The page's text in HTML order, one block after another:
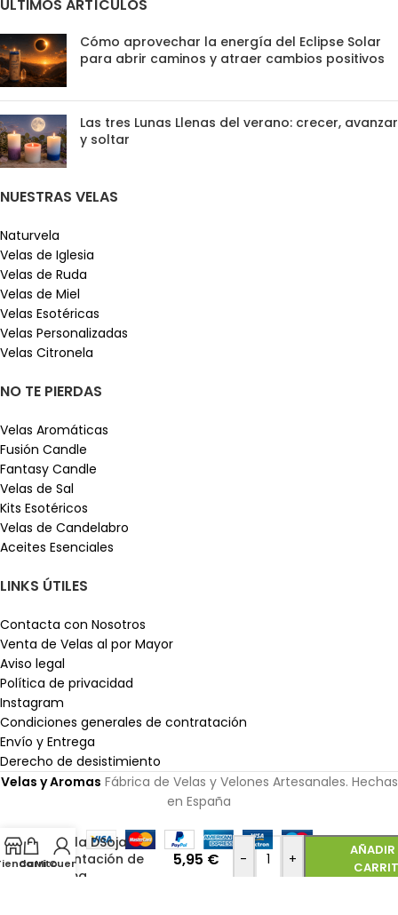
ÚLTIMOS ARTÍCULOS
Cómo aprovechar la energía del Eclipse Solar
para abrir caminos y atraer cambios positivos
Las tres Lunas Llenas del verano: crecer, avanzar
y soltar
NUESTRAS VELAS
Naturvela
Velas de Iglesia
Velas de Ruda
Velas de Miel
Velas Esotéricas
Velas Personalizadas
Velas Citronela
NO TE PIERDAS
Velas Aromáticas
Fusión Candle
Fantasy Candle
Velas de Sal
Kits Esotéricos
Velas de Candelabro
Aceites Esenciales
LINKS ÚTILES
Contacta con Nosotros
Venta de Velas al por Mayor
Aviso legal
Política de privacidad
Instagram
Condiciones generales de contratación
Envío y Entrega
Derecho de desistimiento
Velas y Aromas Fábrica de Velas y Velones Artesanales. Hechas
en España
Carrito
Mi Cuenta
Vela DSoja
Tentación de
Lima
5,95 € - +
AÑADIR